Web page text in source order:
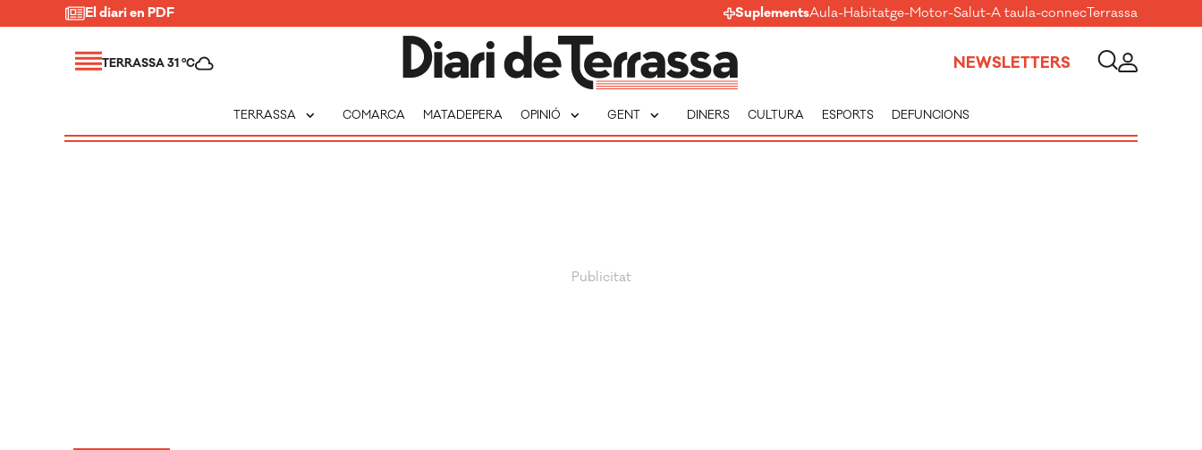
El diari en PDF SuplementsAula-Habitatge-Motor-Salut-A taula-connecTerrassa
TERRASSA 31 ºC NEWSLETTERS
TERRASSA expand_more COMARCA MATADEPERA OPINIÓ expand_more GENT expand_more DINERS CULTURA ESPORTS DEFUNCIONS